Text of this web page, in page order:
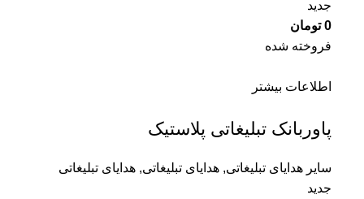
جدید
0 تومان
فروخته شده
اطلاعات بیشتر
پاوربانک تبلیغاتی پلاستیک
سایر هدایای تبلیغاتی, هدایای تبلیغاتی, هدایای تبلیغاتی
جدید